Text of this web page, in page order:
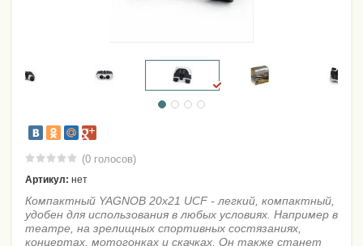
(0 голосов)
Артикул: нет
Компактный YAGNOB 20x21 UCF - легкий, компактный,
удобен для использования в любых условиях. Например в
театре, на зрелищных спортивных состязаниях,
концертах, мотогонках и скачках. Он также станет